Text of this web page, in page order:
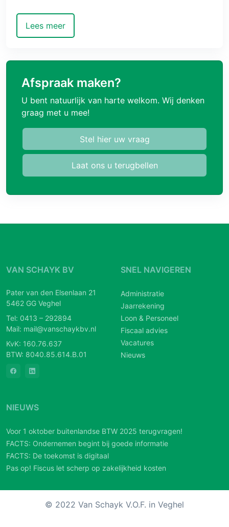
Lees meer
Afspraak maken?
U bent natuurlijk van harte welkom. Wij denken
graag met u mee!
Stel hier uw vraag
Laat ons u terugbellen
VAN SCHAYK BV
Pater van den Elsenlaan 21
5462 GG Veghel
Tel: 0413 – 292894
Mail: mail@vanschaykbv.nl
KvK: 160.76.637
BTW: 8040.85.614.B.01
SNEL NAVIGEREN
Administratie
Jaarrekening
Loon & Personeel
Fiscaal advies
Vacatures
Nieuws
NIEUWS
Voor 1 oktober buitenlandse BTW 2025 terugvragen!
FACTS: Ondernemen begint bij goede informatie
FACTS: De toekomst is digitaal
Pas op! Fiscus let scherp op zakelijkheid kosten
© 2022 Van Schayk V.O.F. in Veghel